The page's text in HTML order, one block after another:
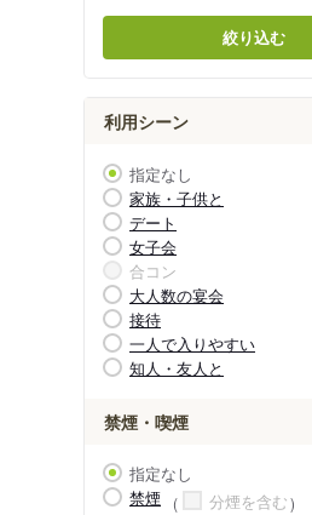
絞り込む
利用シーン
指定なし
家族・子供と
デート
女子会
合コン
大人数の宴会
接待
一人で入りやすい
知人・友人と
禁煙・喫煙
指定なし
禁煙
分煙を含む